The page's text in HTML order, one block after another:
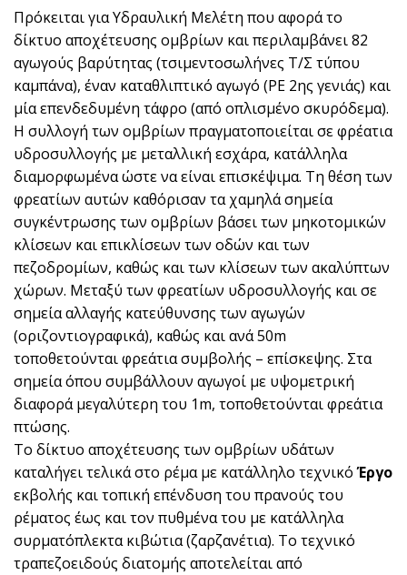
Πρόκειται για Υδραυλική Μελέτη που αφορά το
δίκτυο αποχέτευσης ομβρίων και περιλαμβάνει 82
αγωγούς βαρύτητας (τσιμεντοσωλήνες Τ/Σ τύπου
καμπάνα), έναν καταθλιπτικό αγωγό (ΡΕ 2ης γενιάς) και
μία επενδεδυμένη τάφρο (από οπλισμένο σκυρόδεμα).
Η συλλογή των ομβρίων πραγματοποιείται σε φρέατια
υδροσυλλογής με μεταλλική εσχάρα, κατάλληλα
διαμορφωμένα ώστε να είναι επισκέψιμα. Τη θέση των
φρεατίων αυτών καθόρισαν τα χαμηλά σημεία
συγκέντρωσης των ομβρίων βάσει των μηκοτομικών
κλίσεων και επικλίσεων των οδών και των
πεζοδρομίων, καθώς και των κλίσεων των ακαλύπτων
χώρων. Μεταξύ των φρεατίων υδροσυλλογής και σε
σημεία αλλαγής κατεύθυνσης των αγωγών
(οριζοντιογραφικά), καθώς και ανά 50m
τοποθετούνται φρεάτια συμβολής – επίσκεψης. Στα
σημεία όπου συμβάλλουν αγωγοί με υψομετρική
διαφορά μεγαλύτερη του 1m, τοποθετούνται φρεάτια
πτώσης.
Το δίκτυο αποχέτευσης των ομβρίων υδάτων
καταλήγει τελικά στο ρέμα με κατάλληλο τεχνικόΈργο
εκβολής και τοπική επένδυση του πρανούς του
ρέματος έως και τον πυθμένα του με κατάλληλα
συρματόπλεκτα κιβώτια (ζαρζανέτια). Το τεχνικό
τραπεζοειδούς διατομής αποτελείται από